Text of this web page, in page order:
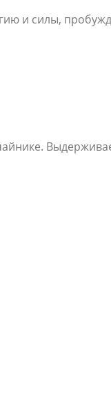
и силы,